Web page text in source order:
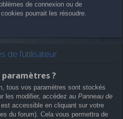
de connexion ou de
pourrait les résoudre.
de l’utilisateur
?
tous vos paramètres sont stockés
les modifier, accédez au Panneau de
accessible en cliquant sur votre
du forum). Cela vous permettra de